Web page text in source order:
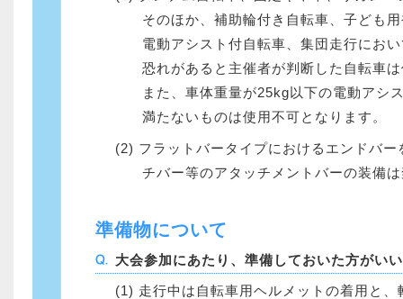
そのほか、補助輪付き自転車、子ども
電動アシスト付自転車、集団走行にお
恐れがあると主催者が判断した自転車
また、車体重量が25kg以下の電動アシ
満たないものは使用不可となります。
フラットバータイプにおけるエンドバ
チバー等のアタッチメントバーの装備
準備物について
大会参加にあたり、準備しておいた方がい
走行中は自転車用ヘルメットの着用と